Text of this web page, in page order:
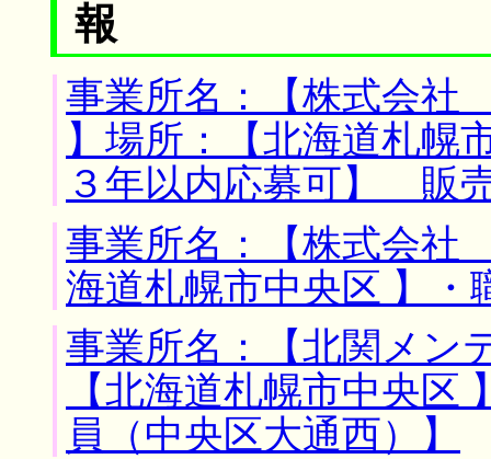
報
事業所名：【株式会
】場所：【北海道札幌
３年以内応募可】 販
事業所名：【株式会社
海道札幌市中央区 】
事業所名：【北関メ
【北海道札幌市中央区
員（中央区大通西）】